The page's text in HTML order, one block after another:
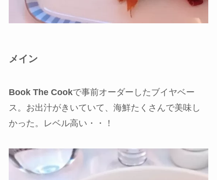
メイン
Book The Cookで事前オーダーしたブイヤベー
ス。お出汁がきいていて、海鮮たくさんで美味し
かった。レベル高い・・！